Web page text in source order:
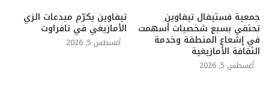
جمعية فستيفال تيفاوين
تحتفي بسبع شخصيات أسهمت
في إشعاع المنطقة وخدمة
الثقافة الأمازيغية
أغسطس 5, 2026
تيفاوين يكرّم مبدعات الزي
الأمازيغي في تافراوت
أغسطس 5, 2026